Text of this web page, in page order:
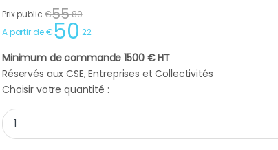
Prix public €55.80
A partir de €50.22
Minimum de commande 1500 € HT
Réservés aux CSE, Entreprises et Collectivités
Choisir votre quantité :
Enceinte bluetooth noire compacte quantity